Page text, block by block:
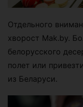
Отдельного
хворост Mak.by.
белорусского
полет или
из Беларуси.